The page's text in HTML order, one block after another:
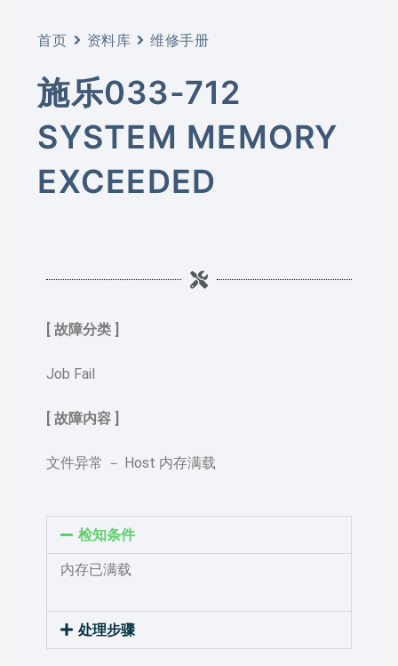
首页 资料库 维修手册
施乐033-712
SYSTEM MEMORY
EXCEEDED
[ 故障分类 ]
Job Fail
[ 故障内容 ]
文件异常 － Host 内存满载
检知条件
内存已满载
处理步骤